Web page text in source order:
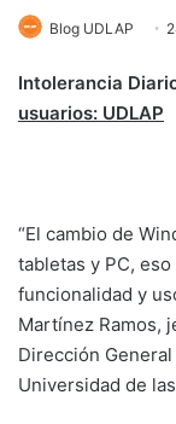
Blog UDLAP
Intolerancia
usuarios: UDLAP
“El cambio de
tabletas y PC,
funcionalidad y
Martínez Ramos,
Dirección
Universidad de